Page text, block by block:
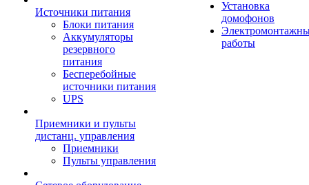
Источники питания
Блоки питания
Аккумуляторы
резервного
питания
Бесперебойные
источники питания
UPS
Приемники и пульты
дистанц. управления
Приемники
Пульты управления
Установка
домофонов
работы